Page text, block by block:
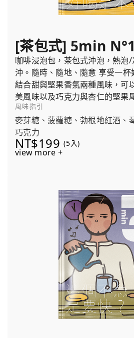
[茶包式] 5min
咖啡浸泡包，茶包式沖泡，熱泡
沖。隨時、隨地、隨意 享受一杯
結合甜與堅果香氣兩種風味，可
美風味以及巧克力與杏仁的堅果
風味指引
麥芽糖、菠蘿糖、勃根地紅酒、
巧克力
NT$199 (5入)
view more +